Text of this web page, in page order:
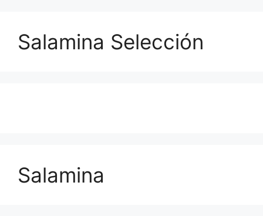
Salamina Selección
Salamina